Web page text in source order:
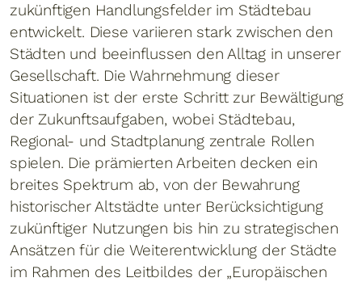
zukünftigen Handlungsfelder im Städtebau
entwickelt. Diese variieren stark zwischen den
Städten und beeinflussen den Alltag in unserer
Gesellschaft. Die Wahrnehmung dieser
Situationen ist der erste Schritt zur Bewältigung
der Zukunftsaufgaben, wobei Städtebau,
Regional- und Stadtplanung zentrale Rollen
spielen. Die prämierten Arbeiten decken ein
breites Spektrum ab, von der Bewahrung
historischer Altstädte unter Berücksichtigung
zukünftiger Nutzungen bis hin zu strategischen
Ansätzen für die Weiterentwicklung der Städte
im Rahmen des Leitbildes der „Europäischen